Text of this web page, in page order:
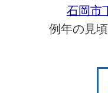
石岡市
例年の見